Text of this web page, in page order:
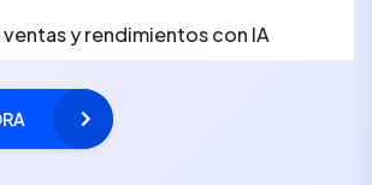
ventas y rendimientos con IA